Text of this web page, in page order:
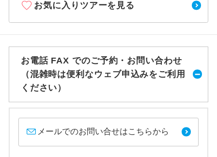
お気に入りツアーを見る
お電話 FAX でのご予約・お問い合わせ
（混雑時は便利なウェブ申込みをご利用
ください）
メールでのお問い合せはこちらから